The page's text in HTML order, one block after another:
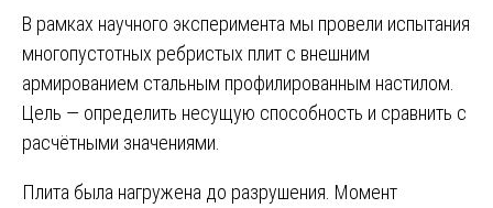
В рамках научного эксперимента мы провели испытания
многопустотных ребристых плит с внешним
армированием стальным профилированным настилом.
Цель — определить несущую способность и сравнить с
расчётными значениями.
Плита была нагружена до разрушения. Момент